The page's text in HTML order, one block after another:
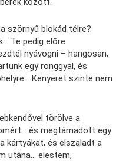
szörnyű blokád télre?
Te pedig előre
nyávogni – hangosan,
egy ronggyal, és
Kenyeret szinte nem
törölve a
és megtámadott egy
kártyákat, és elszaladt a
utána… elestem,